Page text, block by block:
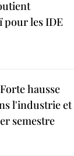
pour les IDE
hausse
l'industrie et
semestre